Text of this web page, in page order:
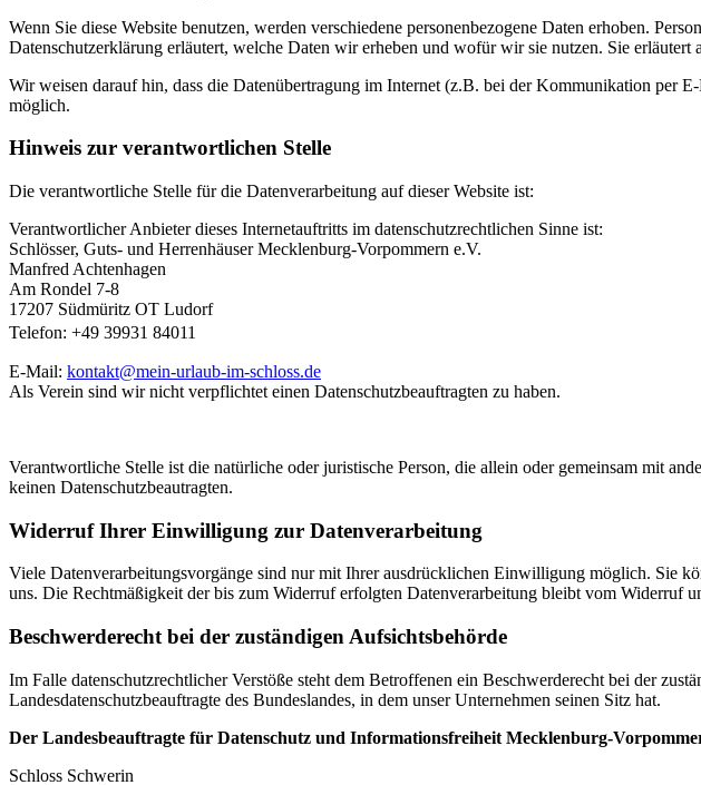
Wenn Sie diese Website benutzen, werden verschiedene personenbezogene Daten erhoben.
Datenschutzerklärung erläutert, welche Daten wir erheben und wofür wir sie nutzen. Sie
Wir weisen darauf hin, dass die Datenübertragung im Internet (z.B. bei der Kommunikation per
möglich.
Hinweis zur verantwortlichen Stelle
Die verantwortliche Stelle für die Datenverarbeitung auf dieser Website ist:
Verantwortlicher Anbieter dieses Internetauftritts im datenschutzrechtlichen Sinne ist:
Schlösser, Guts- und Herrenhäuser Mecklenburg-Vorpommern e.V.
Manfred Achtenhagen
Am Rondel 7-8
17207 Südmüritz OT Ludorf
Telefon: +49 39931 84011
E-Mail: kontakt@mein-urlaub-im-schloss.de
Als Verein sind wir nicht verpflichtet einen Datenschutzbeauftragten zu haben.
Verantwortliche Stelle ist die natürliche oder juristische Person, die allein oder gemeinsam mit
keinen Datenschutzbeautragten.
Widerruf Ihrer Einwilligung zur Datenverarbeitung
Viele Datenverarbeitungsvorgänge sind nur mit Ihrer ausdrücklichen Einwilligung möglich. Sie
uns. Die Rechtmäßigkeit der bis zum Widerruf erfolgten Datenverarbeitung bleibt vom Widerruf
Beschwerderecht bei der zuständigen Aufsichtsbehörde
Im Falle datenschutzrechtlicher Verstöße steht dem Betroffenen ein Beschwerderecht bei der
Landesdatenschutzbeauftragte des Bundeslandes, in dem unser Unternehmen seinen Sitz hat.
Der Landesbeauftragte für Datenschutz und Informationsfreiheit Mecklenburg-
Schloss Schwerin